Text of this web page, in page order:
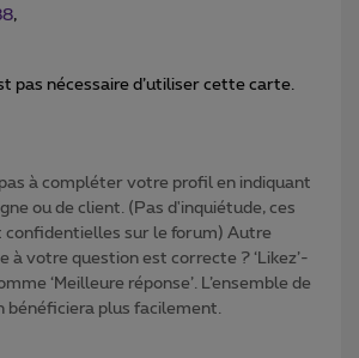
,
pas nécessaire d’utiliser cette carte.
à compléter votre profil en indiquant
ou de client. (Pas d'inquiétude, ces
confidentielles sur le forum) Autre
à votre question est correcte ? ‘Likez’-
‘Meilleure réponse’. L’ensemble de
bénéficiera plus facilement.